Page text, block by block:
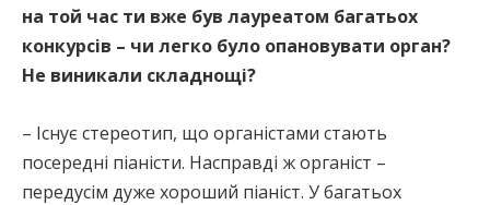
на той час ти вже був лауреатом багатьох
конкурсів – чи легко було опановувати орган?
Не виникали складнощі?
– Існує стереотип, що органістами стають
посередні піаністи. Насправді ж органіст –
передусім дуже хороший піаніст. У багатьох